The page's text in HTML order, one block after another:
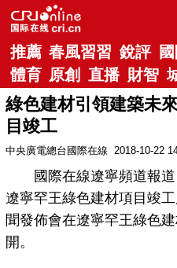
推薦 春風習習 銳評
體育 原創 直播 財智
綠色建材引領建築未
目竣工
中央廣電總台國際在線 2018-10-22
國際在線遼寧頻道報道
遼寧罕王綠色建材項目竣
聞發佈會在遼寧罕王綠色
開。